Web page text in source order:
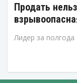
Продать
Лидер за